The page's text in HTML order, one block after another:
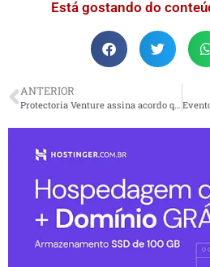
Está gostando do
ANTERIOR
Protectoria Venture assina acordo que propõe identidade digital descentralizada na Indonésia